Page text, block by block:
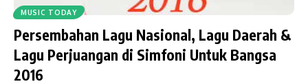
MUSIC TODAY
Persembahan Lagu Nasional, Lagu Daerah &
Lagu Perjuangan di Simfoni Untuk Bangsa
2016